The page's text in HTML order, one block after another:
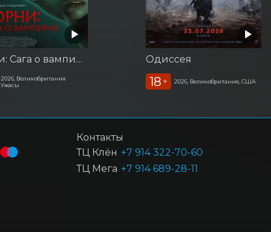
Корни: Сага о вампирах
2026, Великобритания
Ужасы
Одиссея
18 + 2026, Великобритания, США
Контакты
ТЦ Клён +7 914 322-70-60
ТЦ Мега +7 914 689-28-11